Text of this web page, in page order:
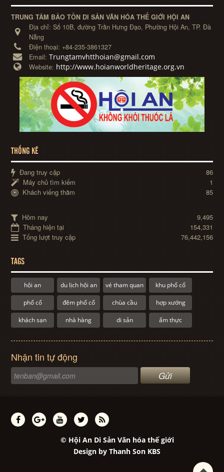
TRUNG TÂM BẢO TỒN DI SẢN VĂN HÓA THẾ GIỚI HỘI AN
Địa chỉ:Số 10B, đường Trần Hưng Đạo, Phường Hội An, TP. Đà
Nẵng
Điện thoại: +84-235-3861327
Email:Trungtamvhtthoian@gmail.com
Website: http://www.hoianworldheritage.org.vn
THỐNG KÊ
Đang truy cập
86
Máy chủ tìm kiếm
1
Khách viếng thăm
85
Hôm nay
9,495
Tháng hiện tại
154,331
Tổng lượt truy cập
76,442,156
TAGS
hội an du lịch hội an vé tham quan khu phố cổ
phố cổ đêm phố cổ chùa cầu hợp xướng
khách sạn nhà hàng di sản ẩm thực
Nhận tin tự động
© Hội An Di Sản Văn hóa thế giới
Design by Thanh Son KBS